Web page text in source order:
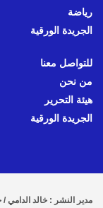
رياضة
الجريدة الورقية
للتواصل معنا
من نحن
هيئة التحرير
الجريدة الورقية
مدير النشر : خالد الدامي /